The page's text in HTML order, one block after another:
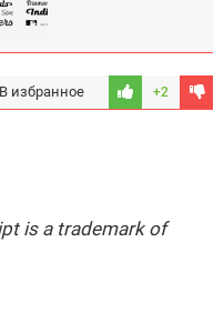
В избранное +2
is a trademark of